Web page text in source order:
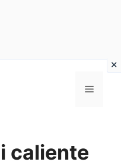
MENU
caliente